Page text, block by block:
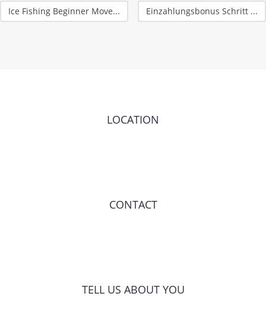
Ice Fishing Beginner Move... Einzahlungsbonus Schritt ...
LOCATION
CONTACT
TELL US ABOUT YOU